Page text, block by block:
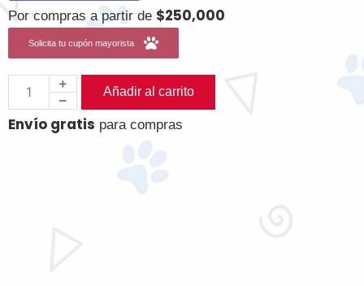
Por compras a partir de $250,000
Solicita tu cupón mayorista
Añadir al carrito
Envío gratis para compras